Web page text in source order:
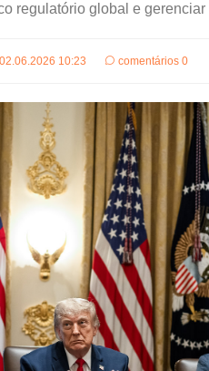
regulatório global e
02.06.2026 10:23 comentários 0